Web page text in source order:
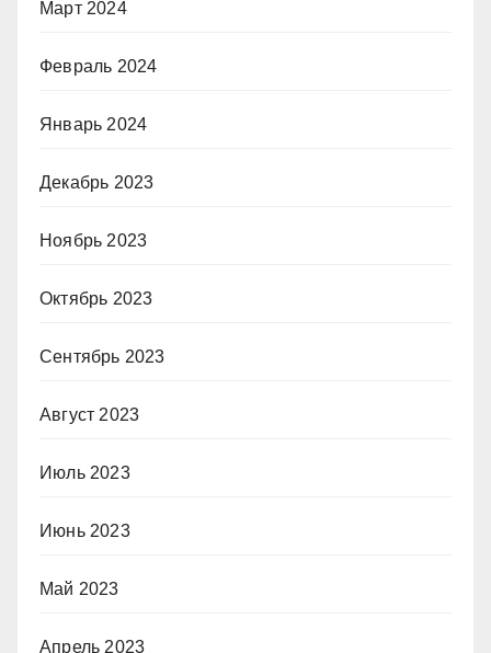
Март 2024
Февраль 2024
Январь 2024
Декабрь 2023
Ноябрь 2023
Октябрь 2023
Сентябрь 2023
Август 2023
Июль 2023
Июнь 2023
Май 2023
Апрель 2023